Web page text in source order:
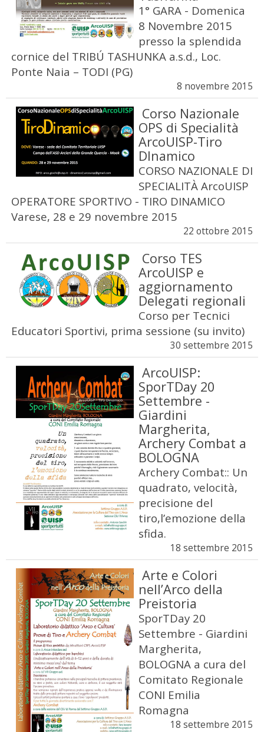
1° GARA - Domenica
8 Novembre 2015
presso la splendida
cornice del TRIBÚ TASHUNKA a.s.d., Loc.
Ponte Naia – TODI (PG)
8 novembre 2015
Corso Nazionale
OPS di Specialità
ArcoUISP-Tiro
DInamico
CORSO NAZIONALE DI
SPECIALITÀ ArcoUISP
OPERATORE SPORTIVO - TIRO DINAMICO
Varese, 28 e 29 novembre 2015
22 ottobre 2015
Corso TES
ArcoUISP e
aggiornamento
Delegati regionali
Corso per Tecnici
Educatori Sportivi, prima sessione (su invito)
30 settembre 2015
ArcoUISP:
SporTDay 20
Settembre -
Giardini
Margherita,
Archery Combat a
BOLOGNA
Archery Combat:: Un
quadrato, velocità,
precisione del
tiro,l’emozione della
sfida.
18 settembre 2015
Arte e Colori
nell’Arco della
Preistoria
SporTDay 20
Settembre - Giardini
Margherita,
BOLOGNA a cura del
Comitato Regionale
CONI Emilia
Romagna
18 settembre 2015